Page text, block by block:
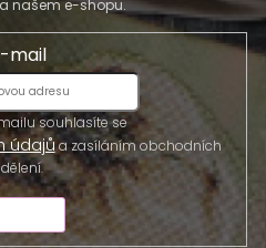
našem e-shopu.
mail
souhlasíte se
údajůa zasíláním obchodních